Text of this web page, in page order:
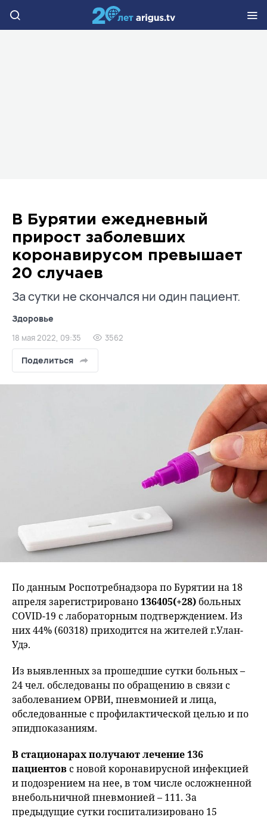
В Бурятии ежедневный
прирост заболевших
коронавирусом превышает
20 случаев
За сутки не скончался ни один пациент.
Здоровье
18 мая 2022, 09:35 3562
Поделиться
По данным Роспотребнадзора по Бурятии на 18
апреля зарегистрировано136405(+28)больных
COVID-19 с лабораторным подтверждением. Из
них 44% (60318) приходится на жителей г.Улан-
Удэ.
Из выявленных за прошедшие сутки больных –
24 чел. обследованы по обращению в связи с
заболеванием ОРВИ, пневмонией и лица,
обследованные с профилактической целью и по
эпидпоказаниям.
В стационарах получают лечение 136
пациентовс новой коронавирусной инфекцией
и подозрением на нее, в том числе осложненной
внебольничной пневмонией – 111. За
предыдущие сутки госпитализировано 15